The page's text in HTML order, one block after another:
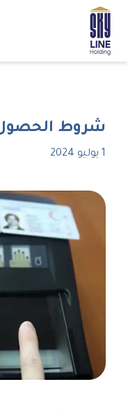
شروط الحصول
1 يوليو 2024